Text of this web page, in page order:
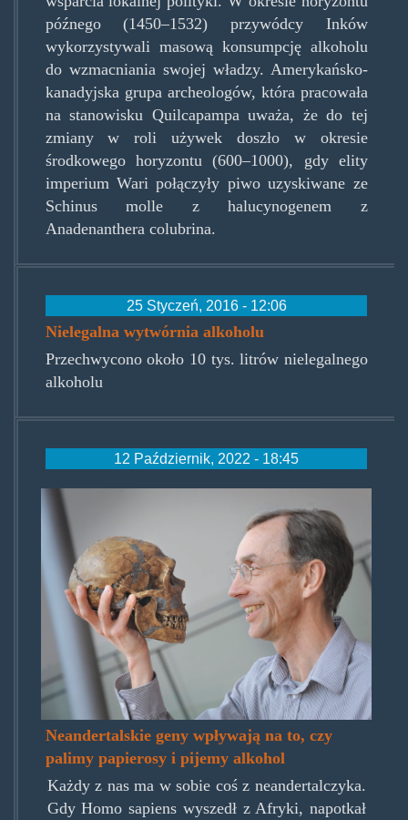
późnego (1450–1532) przywódcy Inków
wykorzystywali masową konsumpcję alkoholu
do wzmacniania swojej władzy. Amerykańsko-
kanadyjska grupa archeologów, która pracowała
na stanowisku Quilcapampa uważa, że do tej
zmiany w roli używek doszło w okresie
środkowego horyzontu (600–1000), gdy elity
imperium Wari połączyły piwo uzyskiwane ze
Schinus molle z halucynogenem z
Anadenanthera colubrina.
25 Styczeń, 2016 - 12:06
Nielegalna wytwórnia alkoholu
Przechwycono około 10 tys. litrów nielegalnego
alkoholu
12 Październik, 2022 - 18:45
Neandertalskie geny wpływają na to, czy
palimy papierosy i pijemy alkohol
Każdy z nas ma w sobie coś z neandertalczyka.
Gdy Homo sapiens wyszedł z Afryki, napotkał